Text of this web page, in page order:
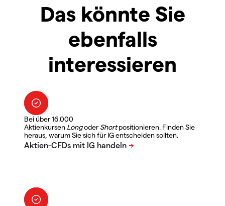
Das könnte Sie
ebenfalls
interessieren
Bei über 16.000
Aktienkursen LongoderShortpositionieren. Finden Sie
heraus, warum Sie sich für IG entscheiden sollten.